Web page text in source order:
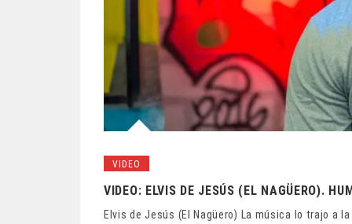
VIDEO
VIDEO: ELVIS DE JESÚS (EL NAGÜERO).
Elvis de Jesús (El Nagüero) La música lo trajo a